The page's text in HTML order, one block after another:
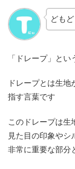
ども
「ドレープ」と
ドレープとは生
指す言葉です
このドレープは生
見た目の印象やシ
非常に重要な部分